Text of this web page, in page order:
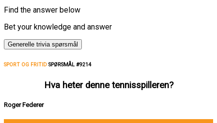
Find the answer below
Bet your knowledge and answer
Generelle trivia spørsmål
SPORT OG FRITID SPØRSMÅL #9214
Hva heter denne tennisspilleren?
Roger Federer